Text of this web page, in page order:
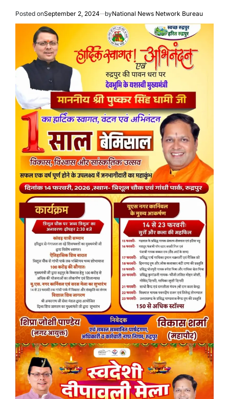
Posted onSeptember 2, 2024 byNational News Network Bureau